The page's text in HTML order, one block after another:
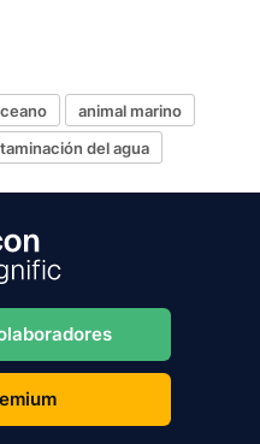
animal marino
del agua